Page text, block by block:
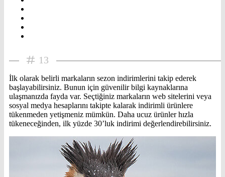
13
İlk olarak belirli markaların sezon indirimlerini takip ederek
başlayabilirsiniz. Bunun için güvenilir bilgi kaynaklarına
ulaşmanızda fayda var. Seçtiğiniz markaların web sitelerini veya
sosyal medya hesaplarını takipte kalarak indirimli ürünlere
tükenmeden yetişmeniz mümkün. Daha ucuz ürünler hızla
tükeneceğinden, ilk yüzde 30’luk indirimi değerlendirebilirsiniz.